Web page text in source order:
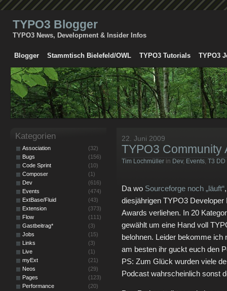
TYPO3 Blogger
TYPO3 News, Development & Insider Infos
Blogger Stammtisch Bielefeld/OWL TYPO3 Tutorials TYPO3
22. Juni 2009
TYPO3 Community
Tim Lochmüller in Dev, Events, T3 DD
Da wo Sourceforge noch „läuft“
diesjährigen TYPO3
Awards verliehen. In 20
gewählt um eine Hand voll
belohnen. Leider bekomme ich
am besten ihr guckt euch den
PS: Zum Glück wurden viele
Podcast wahrscheinlich sonst
Kategorien
Association
(32)
Bugs
(156)
Code Sprint
(10)
Composer
(1)
Dev
(616)
Events
(474)
ExtBase/Fluid
(43)
Extension
(373)
Flow
(111)
Gastbeitrag*
(3)
Jobs
(15)
Links
(3)
Live
(1)
myExt
(21)
Neos
(29)
Pages
(123)
Performance
(20)